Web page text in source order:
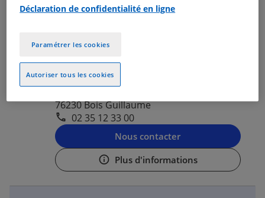
2
6.84 km
KPMG AVOCATS BOIS GUILLAUME
- ROUEN
76230 Bois Guillaume
02 35 12 33 00
Ouvert aujourd'hui de 08:00 - 18:30
Nous contacter
Plus d'informations
Déclaration de confidentialité en ligne
Autoriser tous les cookies
Paramétrer les cookies